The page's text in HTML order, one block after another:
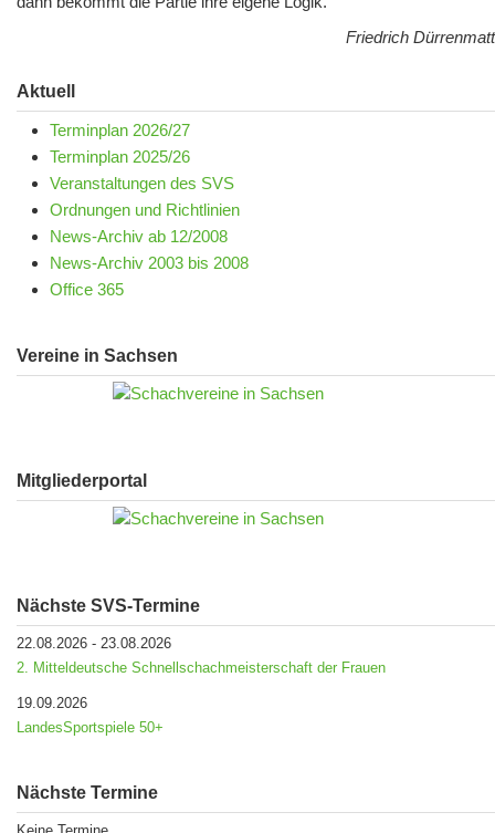
Friedrich Dürrenmatt
Aktuell
Terminplan 2026/27
Terminplan 2025/26
Veranstaltungen des SVS
Ordnungen und Richtlinien
News-Archiv ab 12/2008
News-Archiv 2003 bis 2008
Office 365
Vereine in Sachsen
Mitgliederportal
Nächste SVS-Termine
22.08.2026 - 23.08.2026
2. Mitteldeutsche Schnellschachmeisterschaft der Frauen
19.09.2026
LandesSportspiele 50+
Nächste Termine